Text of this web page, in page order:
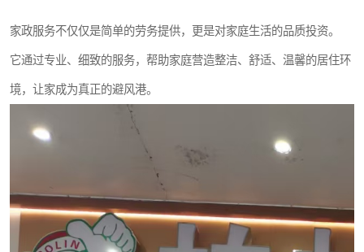
家政服务不仅仅是简单的劳务提供，更是对家庭生活的品质投资。
它通过专业、细致的服务，帮助家庭营造整洁、舒适、温馨的居住环
境，让家成为真正的避风港。